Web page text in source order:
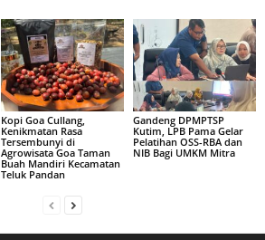
Kopi Goa Cullang,
Kenikmatan Rasa
Tersembunyi di
Agrowisata Goa Taman
Buah Mandiri Kecamatan
Teluk Pandan
Gandeng DPMPTSP
Kutim, LPB Pama Gelar
Pelatihan OSS-RBA dan
NIB Bagi UMKM Mitra